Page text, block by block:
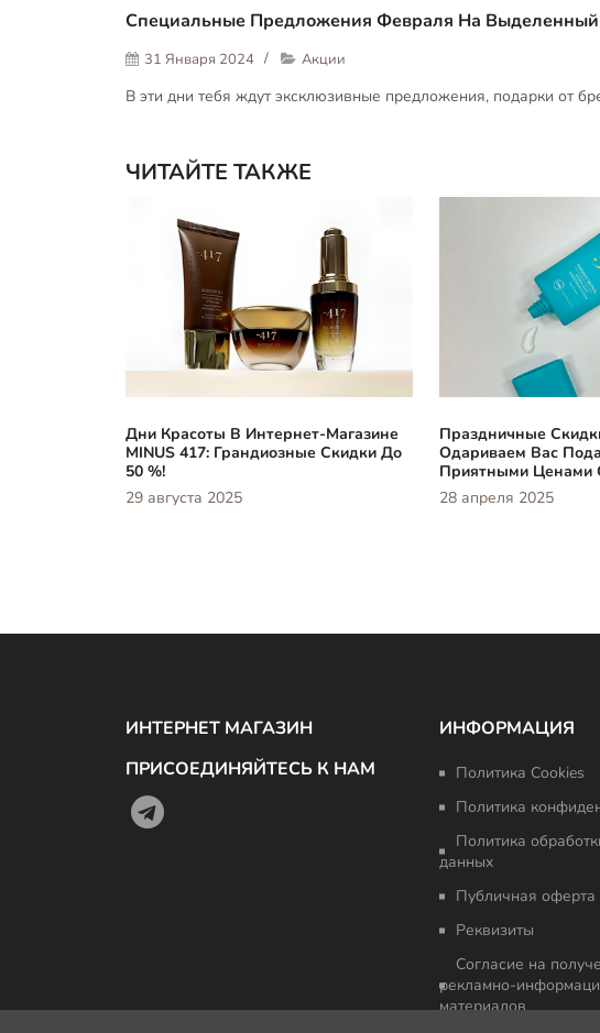
Специальные Предложения Февраля На Выделенный
31 Января 2024 Акции
В эти дни тебя ждут эксклюзивные предложения, подарки от
ЧИТАЙТЕ ТАКЖЕ
Дни Красоты В Интернет-Магазине
MINUS 417: Грандиозные Скидки До
50 %!
29 августа 2025
Праздничные
Одариваем Вас
Приятными Ценами
28 апреля 2025
ИНТЕРНЕТ МАГАЗИН
ПРИСОЕДИНЯЙТЕСЬ К НАМ
ИНФОРМАЦИЯ
Политика Cookies
Политика
Политика
данных
Публичная оферта
Реквизиты
Согласие на
рекламно-
материалов